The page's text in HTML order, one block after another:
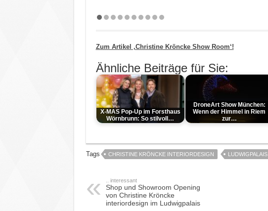
Zum Artikel ‚Christine Kröncke Show Room‘!
Ähnliche Beiträge für Sie:
X-MAS Pop-Up im Forsthaus
Wörnbrunn: So stilvoll…
DroneArt Show München:
Wenn der Himmel in Riem
zur…
Tags CHRISTINE KRÖNCKE INTERIORDESIGN LUDWIGPALAIS
.. interessant
Shop und Showroom Opening
von Christine Kröncke
interiordesign im Ludwigpalais